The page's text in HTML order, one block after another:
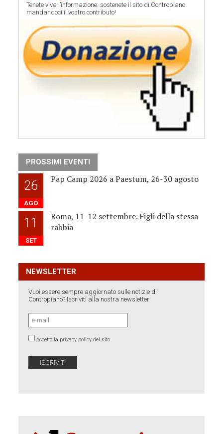
Tenete viva l’informazione: sostenete il sito di Contropiano
mandandoci il vostro contributo!
PROSSIMI EVENTI
26
AGO
Pap Camp 2026 a Paestum, 26-30 agosto
11
SET
Roma, 11-12 settembre. Figli della stessa
rabbia
NEWSLETTER
Vuoi essere sempre aggiornato sulle notizie di
Contropiano? Iscriviti alla nostra newsletter:
Accetto la privacy policy del sito